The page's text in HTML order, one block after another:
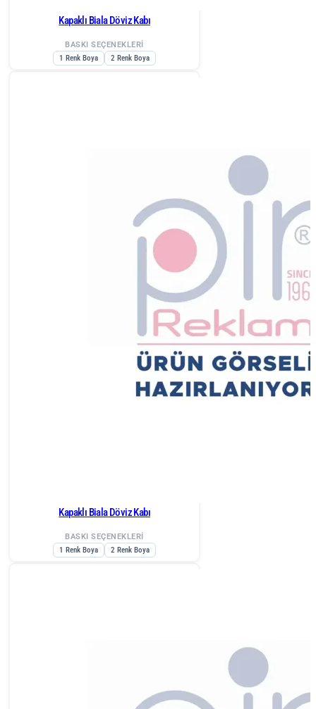
Kapaklı Biala Döviz Kabı
BASKI SEÇENEKLERİ
1 Renk Boya
2 Renk Boya
Kapaklı Biala Döviz Kabı
BASKI SEÇENEKLERİ
1 Renk Boya
2 Renk Boya